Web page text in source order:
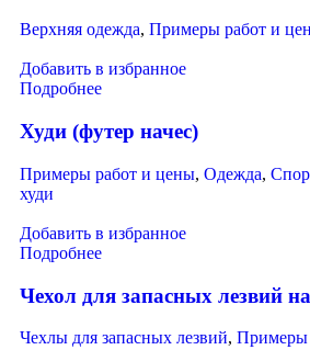
Верхняя одежда, Примеры работ и
Добавить в избранное
Подробнее
Худи (футер начес)
Примеры работ и цены, Одежда,
худи
Добавить в избранное
Подробнее
Чехол для запасных лезвий
Чехлы для запасных лезвий, Примеры